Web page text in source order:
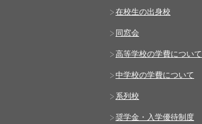
在校生の出身校
同窓会
高等学校の学費について
中学校の学費について
系列校
奨学金・入学優待制度